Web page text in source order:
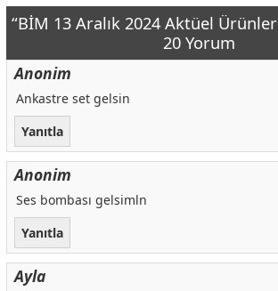
“BİM 13 Aralık 2024 Aktüel
20 Yorum
Anonim
Ankastre set gelsin
Yanıtla
Anonim
Ses bombası gelsimln
Yanıtla
Ayla